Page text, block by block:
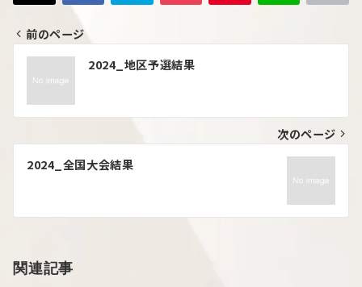
前のページ
2024_地区予選結果
次のページ
2024_全国大会結果
関連記事